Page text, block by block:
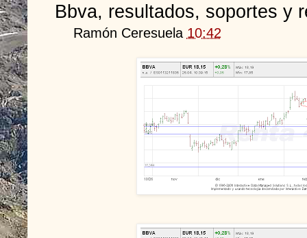
Bbva, resultados, soportes y
Ramón Ceresuela 10:42